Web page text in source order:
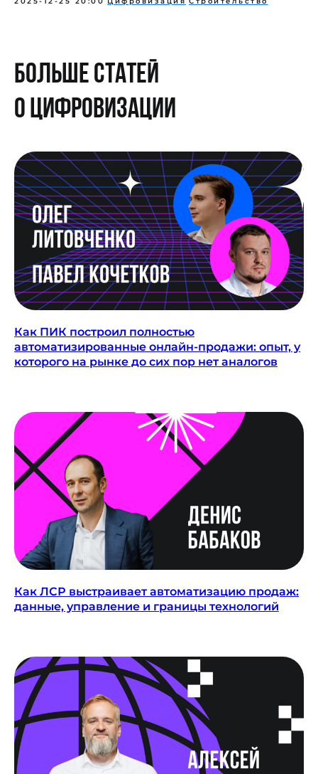
Больше статей
о цифровизации
Как ПИК построил полностью
автоматизированные онлайн-продажи: опыт, у
которого на рынке до сих пор нет аналогов
Как ЛСР выстраивает автоматизацию продаж:
данные, управление и границы технологий
Чтобы одним из первых
узнавать о новостях,
исследованиях, кейсах
и интересных фактах о буднях
цифровизации в России и мире
Подпишитесь
рассылку о PropTech